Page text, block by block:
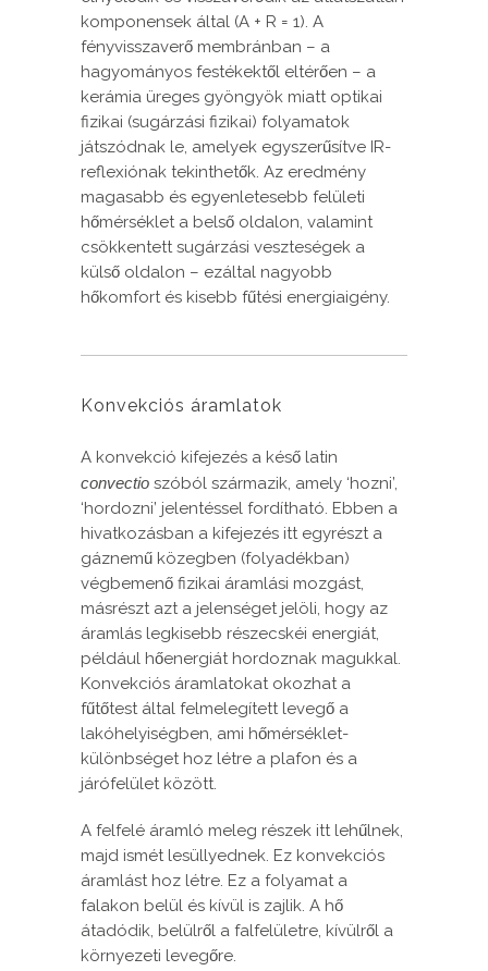
komponensek által (A + R = 1). A
fényvisszaverő membránban – a
hagyományos festékektől eltérően – a
kerámia üreges gyöngyök miatt optikai
fizikai (sugárzási fizikai) folyamatok
játszódnak le, amelyek egyszerűsítve IR-
reflexiónak tekinthetők. Az eredmény
magasabb és egyenletesebb felületi
hőmérséklet a belső oldalon, valamint
csökkentett sugárzási veszteségek a
külső oldalon – ezáltal nagyobb
hőkomfort és kisebb fűtési energiaigény.
Konvekciós áramlatok
A konvekció kifejezés a késő latin
convectio szóból származik, amely ‘hozni’,
‘hordozni’ jelentéssel fordítható. Ebben a
hivatkozásban a kifejezés itt egyrészt a
gáznemű közegben (folyadékban)
végbemenő fizikai áramlási mozgást,
másrészt azt a jelenséget jelöli, hogy az
áramlás legkisebb részecskéi energiát,
például hőenergiát hordoznak magukkal.
Konvekciós áramlatokat okozhat a
fűtőtest által felmelegített levegő a
lakóhelyiségben, ami hőmérséklet-
különbséget hoz létre a plafon és a
járófelület között.
A felfelé áramló meleg részek itt lehűlnek,
majd ismét lesüllyednek. Ez konvekciós
áramlást hoz létre. Ez a folyamat a
falakon belül és kívül is zajlik. A hő
átadódik, belülről a falfelületre, kívülről a
környezeti levegőre.